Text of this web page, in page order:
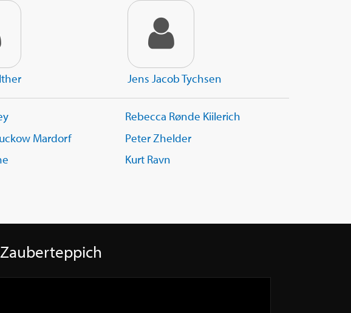
Jens Jacob Tychsen
Rebecca Rønde Kiilerich
Mardorf
Peter Zhelder
Kurt Ravn